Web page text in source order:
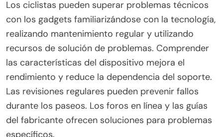
Además, la complejidad de las características a
menudo requiere tiempo y esfuerzo para dominar,
lo que puede desanimar a algunos ciclistas a
utilizar plenamente la tecnología.
¿Cómo pueden los ciclistas superar
problemas técnicos con los gadgets?
Los ciclistas pueden superar problemas técnicos
con los gadgets familiarizándose con la tecnología,
realizando mantenimiento regular y utilizando